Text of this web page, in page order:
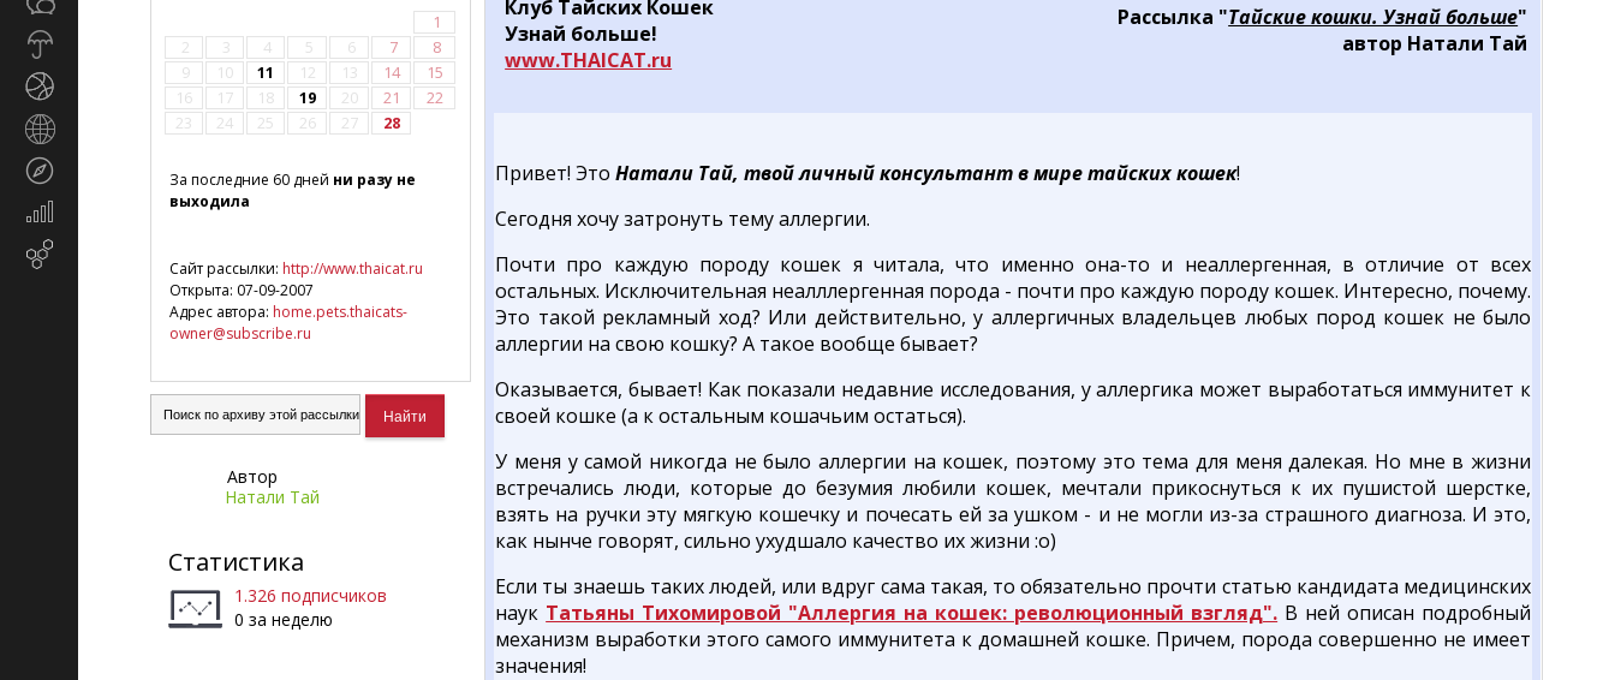
Экономика
маркетинг
1
2
3 4 5 6 7
8
9
10 11 12 13 14
15
16
17 18 19 20 21
22
23
24 25 26 27 28
За последние 60 дней ни разу не
выходила
Сайт рассылки: http://www.thaicat.ru
Открыта: 07-09-2007
Адрес автора: home.pets.thaicats-
owner@subscribe.ru
Автор
Натали Тай
Статистика
1.326 подписчиков
0 за неделю
Клуб Тайских Кошек
Узнай больше!
www.THAICAT.ru
Рассылка "Тайские кошки. Узнай больше"
автор Натали Тай
Привет! ЭтоНатали Тай, твой личный консультант в мире тайских кошек!
Сегодня хочу затронуть тему аллергии.
Почти про каждую породу кошек я читала, что именно она-то и неаллергенная, в отличие от всех
остальных. Исключительная неалллергенная порода - почти про каждую породу кошек. Интересно, почему.
Это такой рекламный ход? Или действительно, у аллергичных владельцев любых пород кошек не было
аллергии на свою кошку? А такое вообще бывает?
Оказывается, бывает! Как показали недавние исследования, у аллергика может выработаться иммунитет к
своей кошке (а к остальным кошачьим остаться).
У меня у самой никогда не было аллергии на кошек, поэтому это тема для меня далекая. Но мне в жизни
встречались люди, которые до безумия любили кошек, мечтали прикоснуться к их пушистой шерстке,
взять на ручки эту мягкую кошечку и почесать ей за ушком - и не могли из-за страшного диагноза. И это,
как нынче говорят, сильно ухудшало качество их жизни :о)
Если ты знаешь таких людей, или вдруг сама такая, то обязательно прочти статью кандидата медицинских
наук Татьяны Тихомировой "Аллергия на кошек: революционный взгляд". В ней описан подробный
механизм выработки этого самого иммунитета к домашней кошке. Причем, порода совершенно не имеет
значения!